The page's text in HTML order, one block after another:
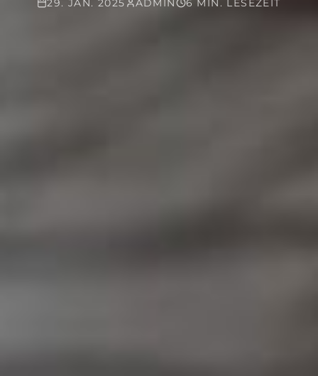
29. JAN. 2025 ADMIN 6 MIN. LESEZEIT